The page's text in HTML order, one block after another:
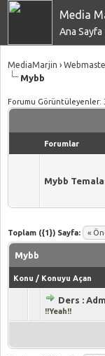
Media
Ana Sayfa
MediaMarjin ›
Mybb
Forumu Görüntüleyenler:
Forumlar
Mybb
Toplam ({1}) Sayfa: «
Mybb
Konu / Konuyu Açan
Ders :
!!Yeah!!
5 üzerinden